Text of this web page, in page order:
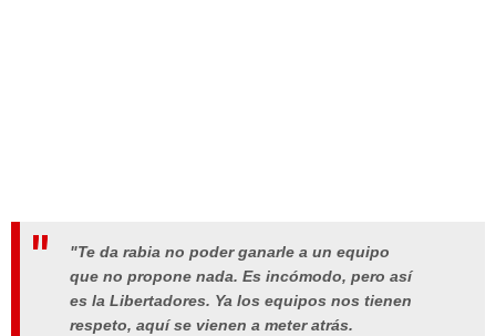
"Te da rabia no poder ganarle a un equipo
que no propone nada. Es incómodo, pero así
es la Libertadores. Ya los equipos nos tienen
respeto, aquí se vienen a meter atrás.